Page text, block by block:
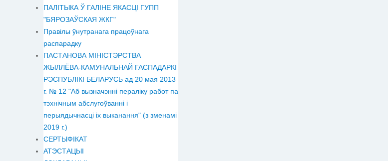
ПАЛІТЫКА Ў ГАЛІНЕ ЯКАСЦІ ГУПП
"БЯРОЗАЎСКАЯ ЖКГ"
Правілы ўнутранага працоўнага
распарадку
ПАСТАНОВА МІНІСТЭРСТВА
ЖЫЛЛЁВА-КАМУНАЛЬНАЙ ГАСПАДАРКІ
РЭСПУБЛІКІ БЕЛАРУСЬ ад 20 мая 2013
г. № 12 "Аб вызначэнні пераліку работ па
тэхнічным абслугоўванні і
перыядычнасці іх выканання" (з зменамі
2019 г.)
СЕРТЫФІКАТ
АТЭСТАЦЫІ